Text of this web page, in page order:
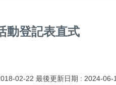
動登記表直式
02-22 最後更新日期 : 2024-06-